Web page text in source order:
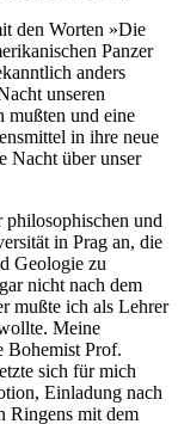
den Worten »Die
Panzer
anders
unseren
mußten und eine
in ihre neue
Nacht über unser
und
in Prag an, die
Geologie zu
nicht nach dem
mußte ich als Lehrer
Meine
Bohemist Prof.
sich für mich
Einladung nach
Ringens mit dem